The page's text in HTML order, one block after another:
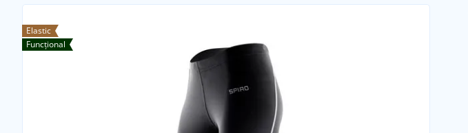
Elastic
Funcțional